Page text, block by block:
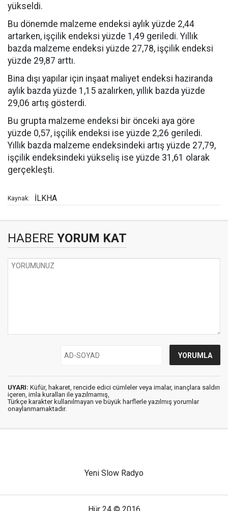
yükseldi.
Bu dönemde malzeme endeksi aylık yüzde 2,44
artarken, işçilik endeksi yüzde 1,49 geriledi. Yıllık
bazda malzeme endeksi yüzde 27,78, işçilik endeksi
yüzde 29,87 arttı.
Bina dışı yapılar için inşaat maliyet endeksi haziranda
aylık bazda yüzde 1,15 azalırken, yıllık bazda yüzde
29,06 artış gösterdi.
Bu grupta malzeme endeksi bir önceki aya göre
yüzde 0,57, işçilik endeksi ise yüzde 2,26 geriledi.
Yıllık bazda malzeme endeksindeki artış yüzde 27,79,
işçilik endeksindeki yükseliş ise yüzde 31,61 olarak
gerçekleşti.
Kaynak: İLKHA
HABERE YORUM KAT
UYARI: Küfür, hakaret, rencide edici cümleler veya imalar, inançlara saldırı
içeren, imla kuralları ile yazılmamış,
Türkçe karakter kullanılmayan ve büyük harflerle yazılmış yorumlar
onaylanmamaktadır.
Yeni Slow Radyo